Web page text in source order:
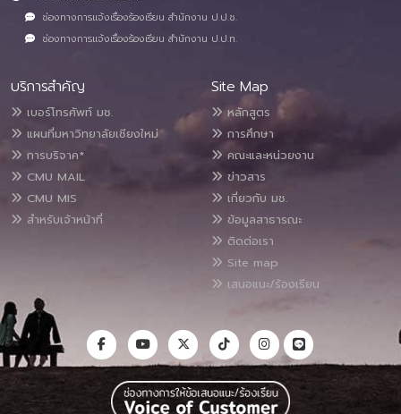
ช่องทางการแจ้งเรื่องร้องเรียน สำนักงาน ป.ป.ช.
ช่องทางการแจ้งเรื่องร้องเรียน สำนักงาน ป.ป.ท.
บริการสำคัญ
เบอร์โทรศัพท์ มช.
แผนที่มหาวิทยาลัยเชียงใหม่
การบริจาค*
CMU MAIL
CMU MIS
สำหรับเจ้าหน้าที่
Site Map
หลักสูตร
การศึกษา
คณะและหน่วยงาน
ข่าวสาร
เกี่ยวกับ มช.
ข้อมูลสาธารณะ
ติดต่อเรา
Site map
เสนอแนะ/ร้องเรียน